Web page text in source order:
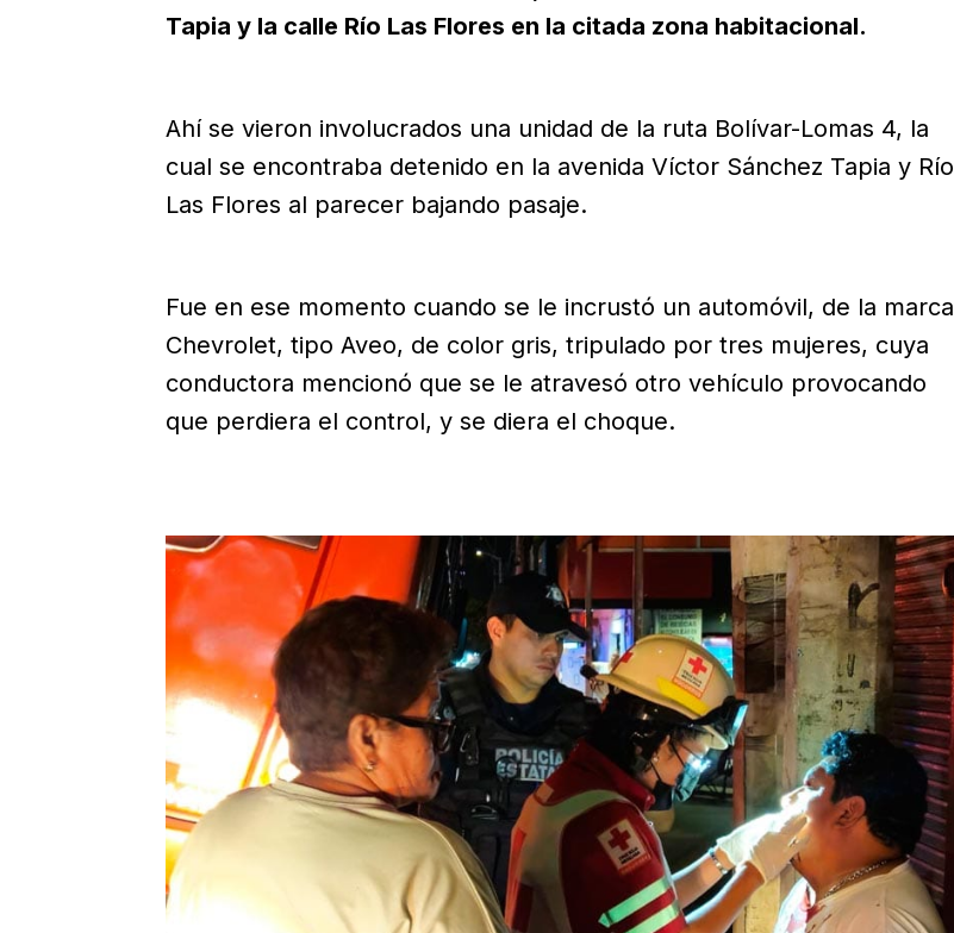
Tapia y la calle Río Las Flores en la citada zona habitacional.
Ahí se vieron involucrados una unidad de la ruta Bolívar-Lomas 4, la
cual se encontraba detenido en la avenida Víctor Sánchez Tapia y Río
Las Flores al parecer bajando pasaje.
Fue en ese momento cuando se le incrustó un automóvil, de la marca
Chevrolet, tipo Aveo, de color gris, tripulado por tres mujeres, cuya
conductora mencionó que se le atravesó otro vehículo provocando
que perdiera el control, y se diera el choque.